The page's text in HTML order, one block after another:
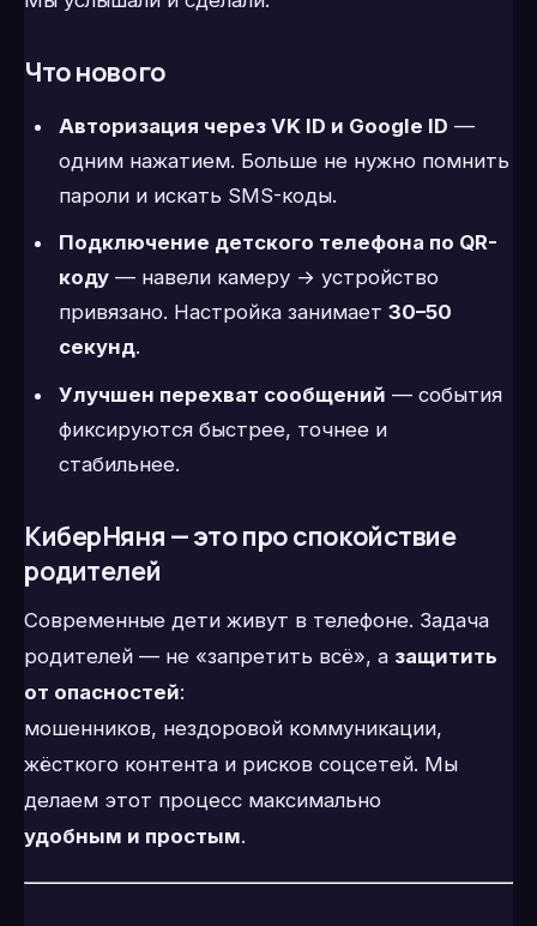
Что нового
Авторизация через VK ID и Google ID —
одним нажатием. Больше не нужно помнить
пароли и искать SMS-коды.
Подключение детского телефона по QR-
коду— навели камеру → устройство
привязано. Настройка занимает 30–50
секунд.
Улучшен перехват сообщений — события
фиксируются быстрее, точнее и
стабильнее.
КиберНяня — это про спокойствие
родителей
Современные дети живут в телефоне. Задача
родителей — не «запретить всё», а защитить
от опасностей:
мошенников, нездоровой коммуникации,
жёсткого контента и рисков соцсетей. Мы
делаем этот процесс максимально
удобным и простым.